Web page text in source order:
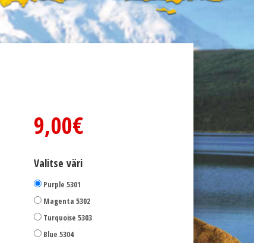
9,00€
Valitse väri
Purple 5301
Magenta 5302
Turquoise 5303
Blue 5304